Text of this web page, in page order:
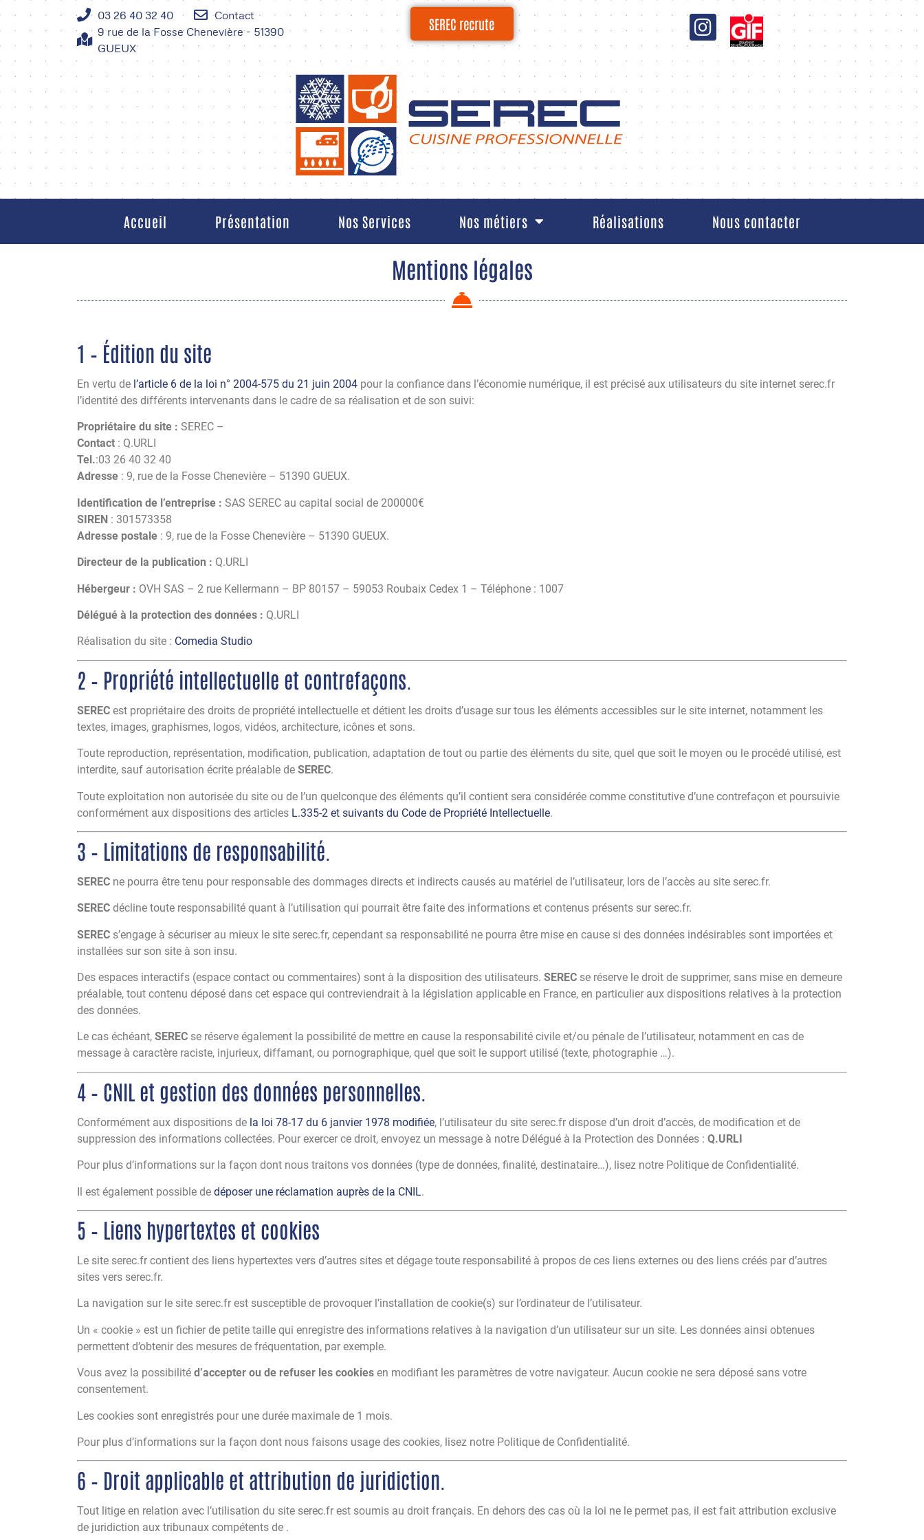
03 26 40 32 40
Contact
9 rue de la Fosse Chenevière - 51390
GUEUX
SEREC recrute
Accueil Présentation Nos Services Nos métiers Réalisations Nous contacter
Mentions légales
1 – Édition du site
En vertu de l’article 6 de la loi n° 2004-575 du 21 juin 2004 pour la confiance dans l’économie numérique, il est précisé aux utilisateurs du site internet serec.fr
l’identité des différents intervenants dans le cadre de sa réalisation et de son suivi:
Propriétaire du site : SEREC –
Contact : Q.URLI
Tel.:03 26 40 32 40
Adresse : 9, rue de la Fosse Chenevière – 51390 GUEUX.
Identification de l’entreprise : SAS SEREC au capital social de 200000€
SIREN : 301573358
Adresse postale : 9, rue de la Fosse Chenevière – 51390 GUEUX.
Directeur de la publication : Q.URLI
Hébergeur : OVH SAS – 2 rue Kellermann – BP 80157 – 59053 Roubaix Cedex 1 – Téléphone : 1007
Délégué à la protection des données : Q.URLI
Réalisation du site : Comedia Studio
2 – Propriété intellectuelle et contrefaçons.
SEREC est propriétaire des droits de propriété intellectuelle et détient les droits d’usage sur tous les éléments accessibles sur le site internet, notamment les
textes, images, graphismes, logos, vidéos, architecture, icônes et sons.
Toute reproduction, représentation, modification, publication, adaptation de tout ou partie des éléments du site, quel que soit le moyen ou le procédé utilisé, est
interdite, sauf autorisation écrite préalable de SEREC.
Toute exploitation non autorisée du site ou de l’un quelconque des éléments qu’il contient sera considérée comme constitutive d’une contrefaçon et poursuivie
conformément aux dispositions des articles L.335-2 et suivants du Code de Propriété Intellectuelle.
3 – Limitations de responsabilité.
SEREC ne pourra être tenu pour responsable des dommages directs et indirects causés au matériel de l’utilisateur, lors de l’accès au site serec.fr.
SEREC décline toute responsabilité quant à l’utilisation qui pourrait être faite des informations et contenus présents sur serec.fr.
SEREC s’engage à sécuriser au mieux le site serec.fr, cependant sa responsabilité ne pourra être mise en cause si des données indésirables sont importées et
installées sur son site à son insu.
Des espaces interactifs (espace contact ou commentaires) sont à la disposition des utilisateurs. SEREC se réserve le droit de supprimer, sans mise en demeure
préalable, tout contenu déposé dans cet espace qui contreviendrait à la législation applicable en France, en particulier aux dispositions relatives à la protection
des données.
Le cas échéant, SEREC se réserve également la possibilité de mettre en cause la responsabilité civile et/ou pénale de l’utilisateur, notamment en cas de
message à caractère raciste, injurieux, diffamant, ou pornographique, quel que soit le support utilisé (texte, photographie …).
4 – CNIL et gestion des données personnelles.
Conformément aux dispositions de la loi 78-17 du 6 janvier 1978 modifiée, l’utilisateur du site serec.fr dispose d’un droit d’accès, de modification et de
suppression des informations collectées. Pour exercer ce droit, envoyez un message à notre Délégué à la Protection des Données : Q.URLI
Pour plus d’informations sur la façon dont nous traitons vos données (type de données, finalité, destinataire…), lisez notre Politique de Confidentialité.
Il est également possible de déposer une réclamation auprès de la CNIL.
5 – Liens hypertextes et cookies
Le site serec.fr contient des liens hypertextes vers d’autres sites et dégage toute responsabilité à propos de ces liens externes ou des liens créés par d’autres
sites vers serec.fr.
La navigation sur le site serec.fr est susceptible de provoquer l’installation de cookie(s) sur l’ordinateur de l’utilisateur.
Un « cookie » est un fichier de petite taille qui enregistre des informations relatives à la navigation d’un utilisateur sur un site. Les données ainsi obtenues
permettent d’obtenir des mesures de fréquentation, par exemple.
Vous avez la possibilité d’accepter ou de refuser les cookies en modifiant les paramètres de votre navigateur. Aucun cookie ne sera déposé sans votre
consentement.
Les cookies sont enregistrés pour une durée maximale de 1 mois.
Pour plus d’informations sur la façon dont nous faisons usage des cookies, lisez notre Politique de Confidentialité.
6 – Droit applicable et attribution de juridiction.
Tout litige en relation avec l’utilisation du site serec.fr est soumis au droit français. En dehors des cas où la loi ne le permet pas, il est fait attribution exclusive
de juridiction aux tribunaux compétents de .